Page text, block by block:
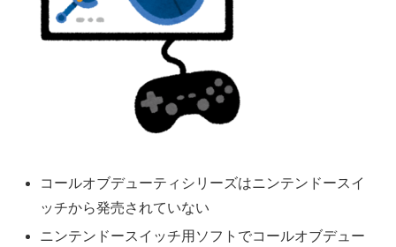
コールオブデューティシリーズはニンテンドースイ
ッチから発売されていない
ニンテンドースイッチ用ソフトでコールオブデュー